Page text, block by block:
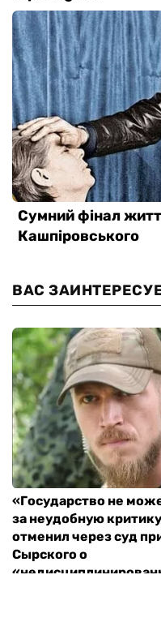
ВАС
«Государство не
за неудобную
отменил через суд
Сырского о